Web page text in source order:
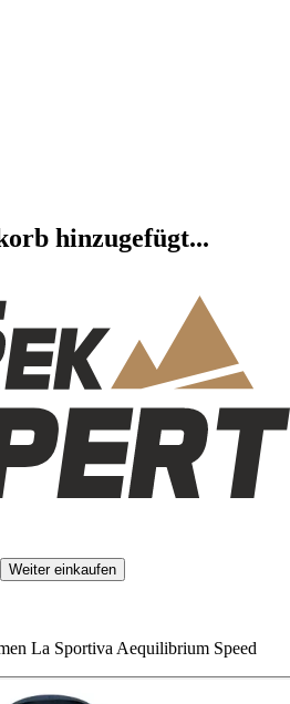
hinzugefügt...
Weiter einkaufen
La Sportiva Aequilibrium Speed